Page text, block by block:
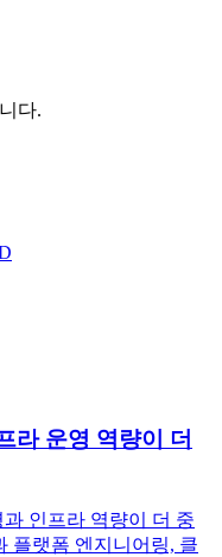
다.
라 운영 역량이 더
인프라 역량이 더 중
플랫폼 엔지니어링, 클